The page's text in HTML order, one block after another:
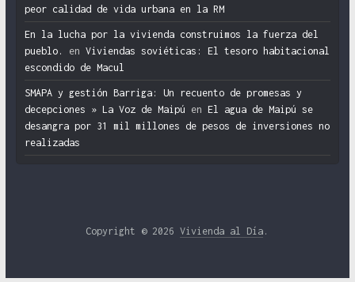
peor calidad de vida urbana en la RM
En la lucha por la vivienda construimos la fuerza del
pueblo.
en Viviendas soviéticas: El tesoro habitacional
escondido de Macul
SMAPA y gestión Barriga: Un recuento de promesas y
decepciones » La Voz de Maipú en El agua de Maipú se
desangra por 31 mil millones de pesos de inversiones no
realizadas
Copyright © 2026Vivienda al Día .